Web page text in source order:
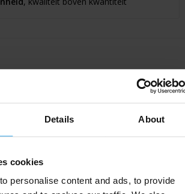
Details About
cookies
personalise content and ads, to provide
1580.4434
263334-002999999